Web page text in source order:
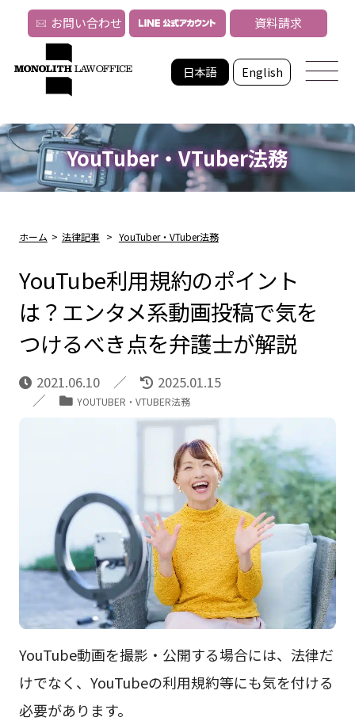
日本語 English
お問い合わせ 資料請求
YouTuber・VTuber法務
ホーム > 法律記事 > YouTuber・VTuber法務
YouTube利用規約のポイント
は？エンタメ系動画投稿で気を
つけるべき点を弁護士が解説
2021.06.10 2025.01.15
YOUTUBER・VTUBER法務
YouTube動画を撮影・公開する場合には、法律だ
けでなく、YouTubeの利用規約等にも気を付ける
必要があります。